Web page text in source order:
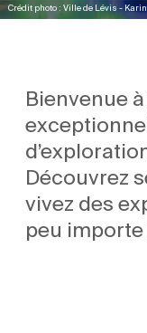
Crédit photo : Ville de Lévis -
Bienvenue
Découvrez
vivez des
peu importe